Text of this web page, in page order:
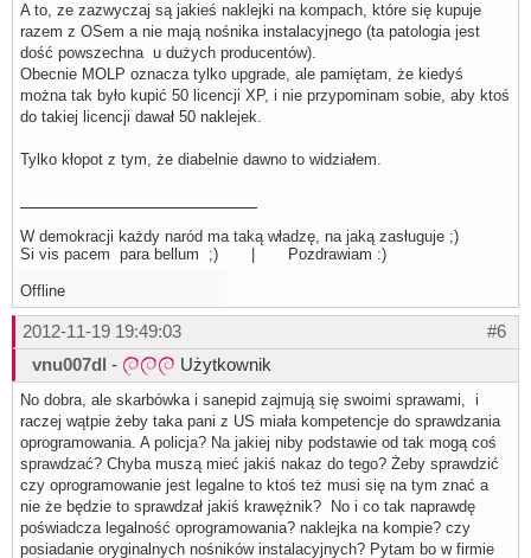
A to, ze zazwyczaj są jakieś naklejki na kompach, które się kupuje
razem z OSem a nie mają nośnika instalacyjnego (ta patologia jest
dość powszechna u dużych producentów).
Obecnie MOLP oznacza tylko upgrade, ale pamiętam, że kiedyś
można tak było kupić 50 licencji XP, i nie przypominam sobie, aby ktoś
do takiej licencji dawał 50 naklejek.
Tylko kłopot z tym, że diabelnie dawno to widziałem.
W demokracji każdy naród ma taką władzę, na jaką zasługuje ;)
Si vis pacem para bellum ;) | Pozdrawiam :)
Offline
#6
2012-11-19 19:49:03
vnu007dl - Użytkownik
No dobra, ale skarbówka i sanepid zajmują się swoimi sprawami, i
raczej wątpie żeby taka pani z US miała kompetencje do sprawdzania
oprogramowania. A policja? Na jakiej niby podstawie od tak mogą coś
sprawdzać? Chyba muszą mieć jakiś nakaz do tego? Żeby sprawdzić
czy oprogramowanie jest legalne to ktoś też musi się na tym znać a
nie że będzie to sprawdzał jakiś krawężnik? No i co tak naprawdę
poświadcza legalność oprogramowania? naklejka na kompie? czy
posiadanie oryginalnych nośników instalacyjnych? Pytam bo w firmie